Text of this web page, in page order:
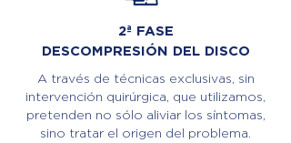
2ª FASE
DESCOMPRESIÓN DEL DISCO
A través de técnicas exclusivas, sin
intervención quirúrgica, que utilizamos,
pretenden no sólo aliviar los síntomas,
sino tratar el origen del problema.